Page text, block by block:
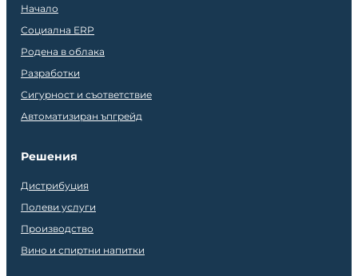
Начало
Социална ERP
Родена в облака
Разработки
Сигурност и съответствие
Автоматизиран ъпгрейд
Решения
Дистрибуция
Полеви услуги
Производство
Вино и спиртни напитки